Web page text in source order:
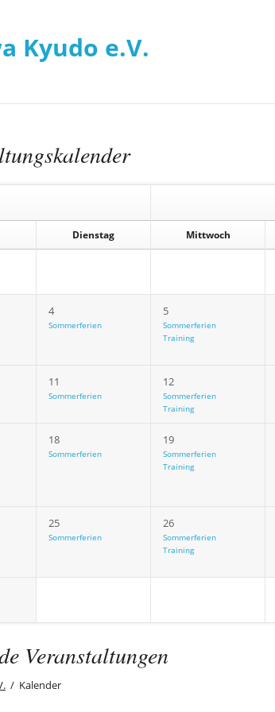
Dienstag Mittwoch
4
Sommerferien
5
Sommerferien
Training
11
Sommerferien
12
Sommerferien
Training
18
Sommerferien
19
Sommerferien
Training
25
Sommerferien
26
Sommerferien
Training
Veranstaltungen
Kalender